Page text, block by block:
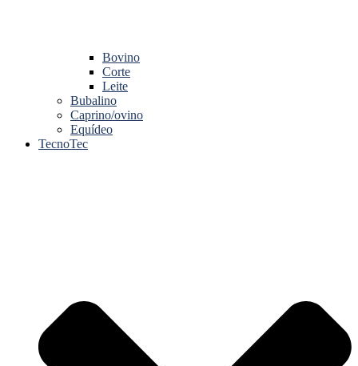
Bovino
Corte
Leite
Bubalino
Caprino/ovino
Equídeo
TecnoTec